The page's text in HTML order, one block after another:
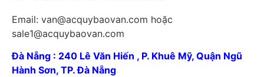
Email: van@acquybaovan.com hoặc
sale1@acquybaovan.com
Đà Nẵng : 240 Lê Văn Hiến , P. Khuê Mỹ, Quận Ngũ
Hành Sơn, TP. Đà Nẵng